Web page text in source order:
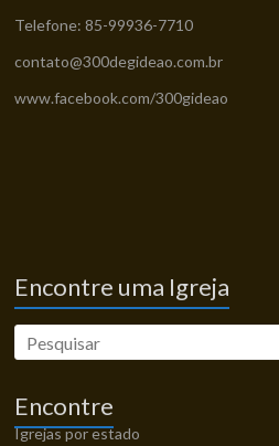
Telefone: 85-99936-7710
contato@300degideao.com.br
www.facebook.com/300gideao
Encontre uma Igreja
Encontre
Igrejas por estado